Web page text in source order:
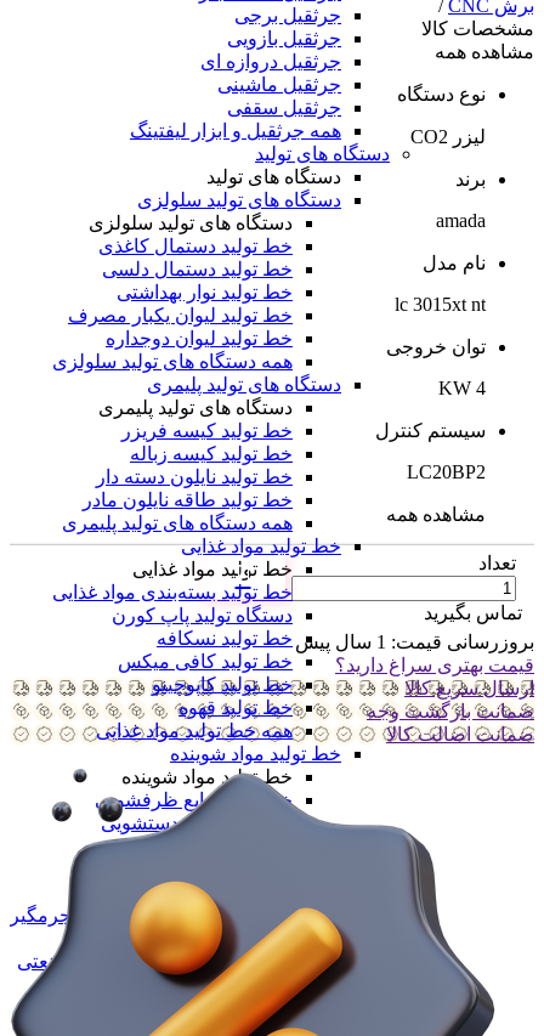
جرثقیل برجی
جرثقیل بازویی
جرثقیل دروازه ای
جرثقیل ماشینی
جرثقیل سقفی
همه جرثقیل و ابزار لیفتینگ
دستگاه های تولید
دستگاه های تولید
دستگاه های تولید سلولزی
دستگاه های تولید سلولزی
خط تولید دستمال کاغذی
خط تولید دستمال دلسی
خط تولید نوار بهداشتی
خط تولید لیوان یکبار مصرف
خط تولید لیوان دوجداره
همه دستگاه های تولید سلولزی
دستگاه های تولید پلیمری
دستگاه های تولید پلیمری
خط تولید کیسه فریزر
خط تولید کیسه زباله
خط تولید نایلون دسته دار
خط تولید طاقه نایلون مادر
همه دستگاه های تولید پلیمری
خط تولید مواد غذایی
خط تولید مواد غذایی
خط تولید بسته‌بندی مواد غذایی
دستگاه تولید پاپ کورن
خط تولید نسکافه
خط تولید کافی میکس
خط تولید کاپوچینو
خط تولید قهوه
همه خط تولید مواد غذایی
خط تولید مواد شوینده
خط تولید مواد شوینده
خط تولید مایع ظرفشویی
خط تولید مایع دستشویی
خط تولید پودر شوینده
خط تولید وایتکس
خط تولید مایع سفید کننده و جرمگیر
خط تولید مواد شوینده خانگی
خط تولید محصولات شوینده صنعتی
خط تولید سیم ظرفشویی
همه خط تولید مواد شوینده
خط تولید محصولات خودرویی
برش CNC
/
مشخصات کالا
مشاهده همه
نوع دستگاه
لیزر CO2
برند
amada
نام مدل
lc 3015xt nt
توان خروجی
4 KW
سیستم کنترل
LC20BP2
مشاهده همه
تعداد
تماس بگیرید
بروزرسانی قیمت: 1 سال پیش
قیمت بهتری سراغ دارید؟
ارسال سریع کالا
ضمانت بازگشت وجه
ضمانت اضالت کالا